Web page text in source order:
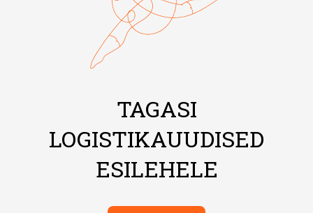
TAGASI
LOGISTIKAUUDISED
ESILEHELE